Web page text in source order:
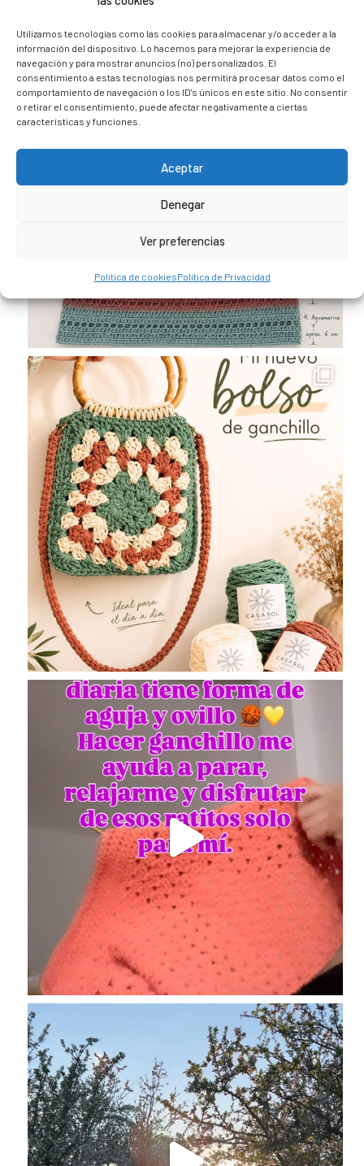
Utilizamos tecnologías como las cookies para almacenar y/o acceder a la
información del dispositivo. Lo hacemos para mejorar la experiencia de
navegación y para mostrar anuncios (no) personalizados. El
consentimiento a estas tecnologías nos permitirá procesar datos como el
comportamiento de navegación o los ID's únicos en este sitio. No consentir
o retirar el consentimiento, puede afectar negativamente a ciertas
características y funciones.
Aceptar
Denegar
Ver preferencias
Política de cookiesPolítica de Privacidad
@caravana_go Mi blog de viajes